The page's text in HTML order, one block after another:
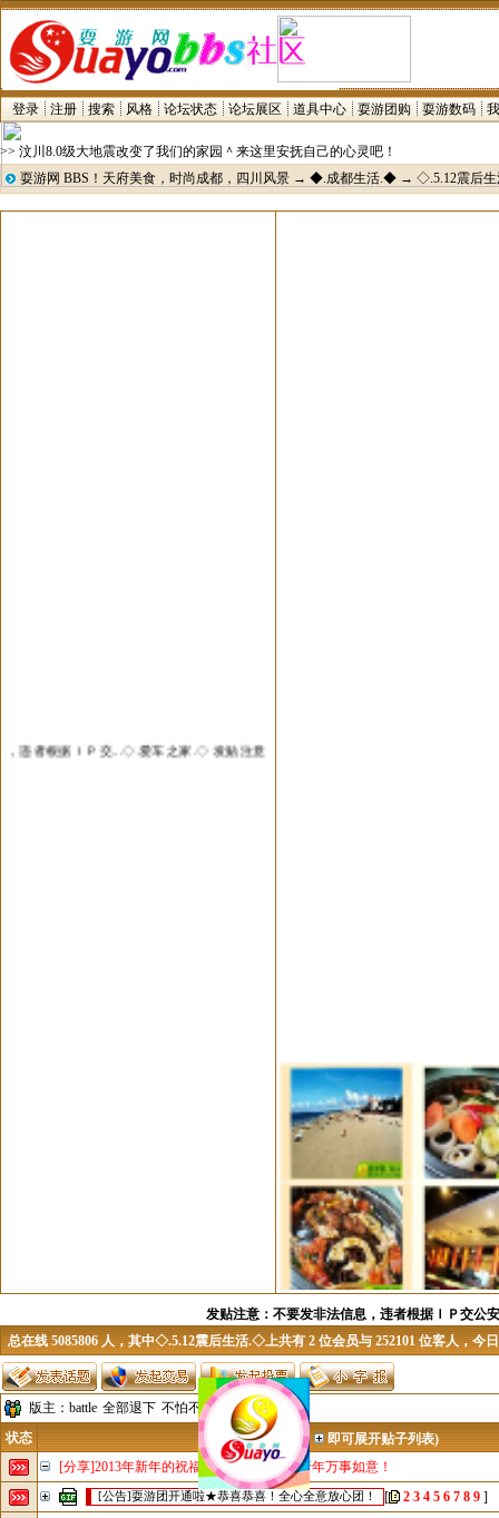
登录 注册 搜索 风格 论坛状态 论坛展区 道具中心 耍游团购 耍游数码
>> 汶川8.0级大地震改变了我们的家园＾来这里安抚自己的心灵吧！
耍游网 BBS！天府美食，时尚成都，四川风景 → ◆.成都生活.◆ → ◇.5.12震后
者根据ＩＰ交...◇.爱车之家.◇发贴注意：不要发非法信息，违者根据ＩＰ交...
发贴注意：不要发非法信息，违者根据ＩＰ交公
总在线 5085806 人，其中◇.5.12震后生活.◇上共有 2 位会员与 252101 位客人，今
版主： battle 全部退下 不怕不怕
状态
主 题 (点
即可展开贴子列表)
[分享]2013年新年的祝福话语,祝福、大家新年万事如意！
[公告]耍游团开通啦★恭喜恭喜！全心全意放心团！ [ 2 3 4 5 6 7 8 9 ]